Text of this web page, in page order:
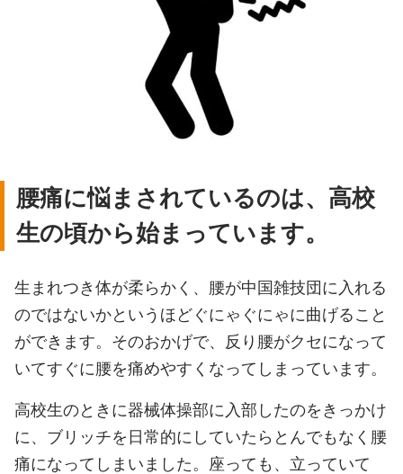
腰痛に悩まされているのは、高校
生の頃から始まっています。
生まれつき体が柔らかく、腰が中国雑技団に入れる
のではないかというほどぐにゃぐにゃに曲げること
ができます。そのおかげで、反り腰がクセになって
いてすぐに腰を痛めやすくなってしまっています。
高校生のときに器械体操部に入部したのをきっかけ
に、ブリッチを日常的にしていたらとんでもなく腰
痛になってしまいました。座っても、立っていて